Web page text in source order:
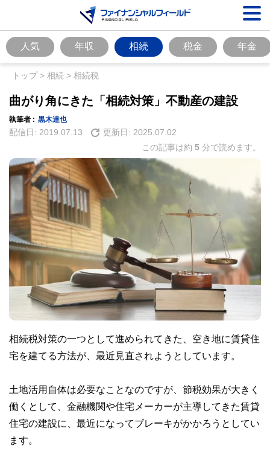
人気 年収 相続 税金 年金
トップ> 相続 > 相続税
曲がり角にきた「相続対策」不動産の建設
執筆者 : 黒木達也
配信日: 2019.07.13 更新日: 2025.07.02
この記事は約 5 分で読めます。
相続税対策の一つとして進められてきた、空き地に賃貸住
宅を建てる方法が、最近見直されようとしています。
土地活用自体は必要なことなのですが、節税効果が大きく
働くとして、金融機関や住宅メーカーが主導してきた賃貸
住宅の建設に、最近になってブレーキがかかろうとしてい
ます。